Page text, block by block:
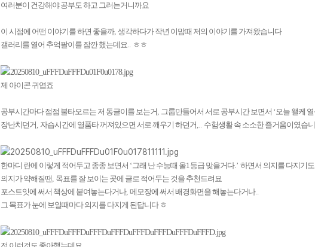
메가스터디
여러분이 건강해야 공부도 하고 그러는거니까요
이 시점에 어떤 이야기를 하면 좋을까, 생각하다가 작년 이맘때 저의 이야기를 가져왔습니다
갤러리를 열어 추억팔이를 잠깐 했는데요.. ㅎㅎ
제 아이콘 귀엽죠
공부시간마다 점점 불타오르는 저 동글이를 보는거, 그룹만들어서 서로 공부시간 보면서 ‘오늘 왤케
장난치던거, 자습시간에 열품타 꺼져있으면 서로 깨우기 하던거,.. 수험생활 속 소소한 즐거움이였습
한마디 란에 이렇게 적어두고 종종 보면서 ‘그래 난 수능때 올1등급 맞을거다.’ 하면서 의지를 다지기
의지가 약해질땐, 목표를 잘 보이는 곳에 글로 적어두는 것을 추천드려요
포스트잇에 써서 책상에 붙여놓는다거나, 메모장에 써서 배경화면을 해놓는다거나..
그 목표가 눈에 보일때마다 의지를 다지게 된답니다 ㅎ